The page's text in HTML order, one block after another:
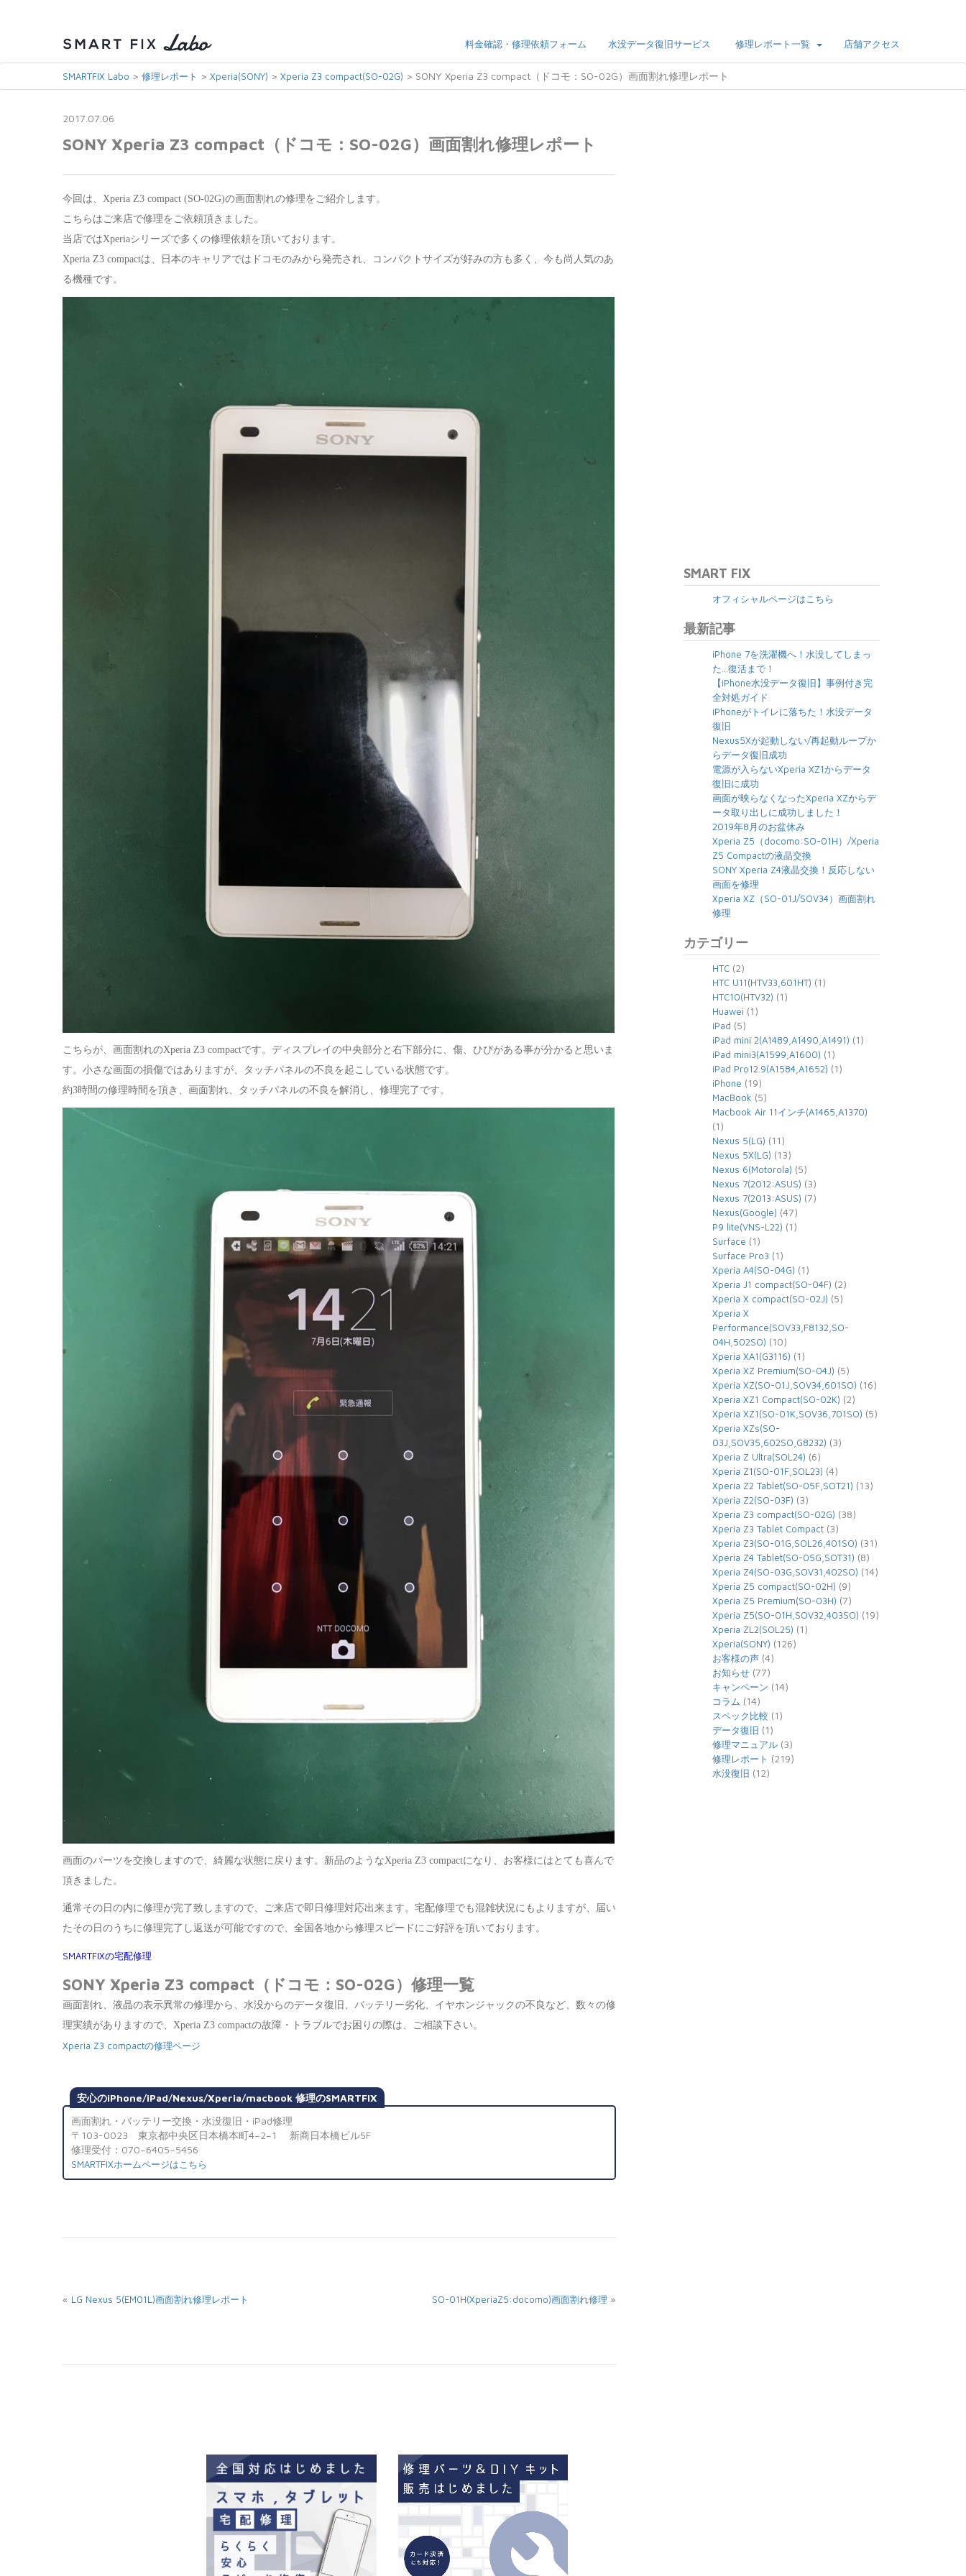
料金確認・修理依頼フォーム 水没データ復旧サービス 修理レポート一覧 店舗アクセス
SMARTFIX Labo > 修理レポート > Xperia(SONY) > Xperia Z3 compact(SO-02G) > SONY Xperia Z3 compact（ドコモ：SO-02G）画面割れ修理レポート
2017.07.06
SONY Xperia Z3 compact（ドコモ：SO-02G）画面割れ修理レポート
今回は、Xperia Z3 compact (SO-02G)の画面割れの修理をご紹介します。
こちらはご来店で修理をご依頼頂きました。
当店ではXperiaシリーズで多くの修理依頼を頂いております。
Xperia Z3 compactは、日本のキャリアではドコモのみから発売され、コンパクトサイズが好みの方も多く、今も尚人気のあ
る機種です。
こちらが、画面割れのXperia Z3 compactです。ディスプレイの中央部分と右下部分に、傷、ひびがある事が分かると思いま
す。小さな画面の損傷ではありますが、タッチパネルの不良を起こしている状態です。
約3時間の修理時間を頂き、画面割れ、タッチパネルの不良を解消し、修理完了です。
画面のパーツを交換しますので、綺麗な状態に戻ります。新品のようなXperia Z3 compactになり、お客様にはとても喜んで
頂きました。
通常その日の内に修理が完了致しますので、ご来店で即日修理対応出来ます。宅配修理でも混雑状況にもよりますが、届い
たその日のうちに修理完了し返送が可能ですので、全国各地から修理スピードにご好評を頂いております。
SMARTFIXの宅配修理
SONY Xperia Z3 compact（ドコモ：SO-02G）修理一覧
画面割れ、液晶の表示異常の修理から、水没からのデータ復旧、バッテリー劣化、イヤホンジャックの不良など、数々の修
理実績がありますので、Xperia Z3 compactの故障・トラブルでお困りの際は、ご相談下さい。
Xperia Z3 compactの修理ページ
安心のiPhone/iPad/Nexus/Xperia/macbook 修理のSMARTFIX
画面割れ・バッテリー交換・水没復旧・iPad修理
〒103-0023 東京都中央区日本橋本町4−2−1 新商日本橋ビル5F
修理受付：070−6405−5456
SMARTFIXホームページはこちら
« LG Nexus 5(EM01L)画面割れ修理レポート SO-01H(XperiaZ5:docomo)画面割れ修理 »
SMART FIX
オフィシャルページはこちら
最新記事
iPhone 7を洗濯機へ！水没してしまっ
た…復活まで！
【iPhone水没データ復旧】事例付き完
全対処ガイド
iPhoneがトイレに落ちた！水没データ
復旧
Nexus5Xが起動しない/再起動ループか
らデータ復旧成功
電源が入らないXperia XZ1からデータ
復旧に成功
画面が映らなくなったXperia XZからデ
ータ取り出しに成功しました！
2019年8月のお盆休み
Xperia Z5（docomo:SO-01H）/Xperia
Z5 Compactの液晶交換
SONY Xperia Z4液晶交換！反応しない
画面を修理
Xperia XZ（SO-01J/SOV34）画面割れ
修理
カテゴリー
HTC (2)
HTC U11(HTV33,601HT) (1)
HTC10(HTV32) (1)
Huawei (1)
iPad (5)
iPad mini 2(A1489,A1490,A1491) (1)
iPad mini3(A1599,A1600) (1)
iPad Pro12.9(A1584,A1652) (1)
iPhone (19)
MacBook (5)
Macbook Air 11インチ(A1465,A1370)
(1)
Nexus 5(LG) (11)
Nexus 5X(LG) (13)
Nexus 6(Motorola) (5)
Nexus 7(2012:ASUS) (3)
Nexus 7(2013:ASUS) (7)
Nexus(Google) (47)
P9 lite(VNS-L22) (1)
Surface (1)
Surface Pro3 (1)
Xperia A4(SO-04G) (1)
Xperia J1 compact(SO-04F) (2)
Xperia X compact(SO-02J) (5)
Xperia X
Performance(SOV33,F8132,SO-
04H,502SO) (10)
Xperia XA1(G3116) (1)
Xperia XZ Premium(SO-04J) (5)
Xperia XZ(SO-01J,SOV34,601SO) (16)
Xperia XZ1 Compact(SO-02K) (2)
Xperia XZ1(SO-01K,SOV36,701SO) (5)
Xperia XZs(SO-
03J,SOV35,602SO,G8232) (3)
Xperia Z Ultra(SOL24) (6)
Xperia Z1(SO-01F,SOL23) (4)
Xperia Z2 Tablet(SO-05F,SOT21) (13)
Xperia Z2(SO-03F) (3)
Xperia Z3 compact(SO-02G) (38)
Xperia Z3 Tablet Compact (3)
Xperia Z3(SO-01G,SOL26,401SO) (31)
Xperia Z4 Tablet(SO-05G,SOT31) (8)
Xperia Z4(SO-03G,SOV31,402SO) (14)
Xperia Z5 compact(SO-02H) (9)
Xperia Z5 Premium(SO-03H) (7)
Xperia Z5(SO-01H,SOV32,403SO) (19)
Xperia ZL2(SOL25) (1)
Xperia(SONY) (126)
お客様の声 (4)
お知らせ (77)
キャンペーン (14)
コラム (14)
スペック比較 (1)
データ復旧 (1)
修理マニュアル (3)
修理レポート (219)
水没復旧 (12)